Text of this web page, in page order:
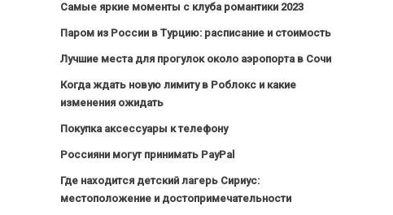
Самые яркие моменты с клуба романтики 2023
Паром из России в Турцию: расписание и стоимость
Лучшие места для прогулок около аэропорта в Сочи
Когда ждать новую лимиту в Роблокс и какие
изменения ожидать
Покупка аксессуары к телефону
Россияни могут принимать PayPal
Где находится детский лагерь Сириус:
местоположение и достопримечательности